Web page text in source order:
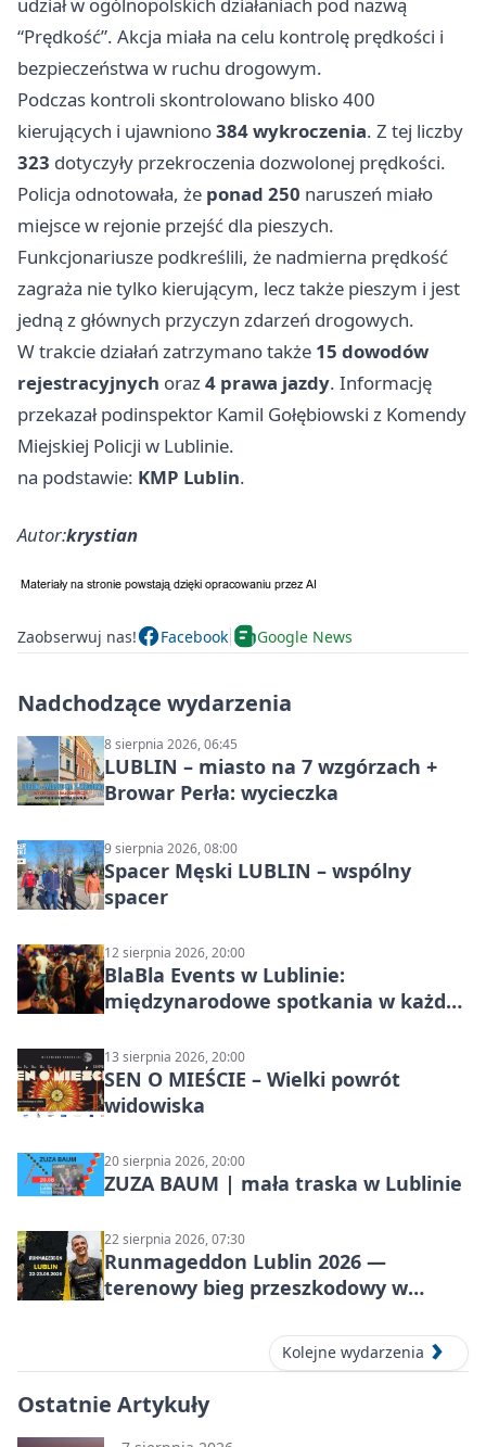
udział w ogólnopolskich działaniach pod nazwą
“Prędkość”. Akcja miała na celu kontrolę prędkości i
bezpieczeństwa w ruchu drogowym.
Podczas kontroli skontrolowano blisko 400
kierujących i ujawniono384 wykroczenia. Z tej liczby
323 dotyczyły przekroczenia dozwolonej prędkości.
Policja odnotowała, że ponad 250 naruszeń miało
miejsce w rejonie przejść dla pieszych.
Funkcjonariusze podkreślili, że nadmierna prędkość
zagraża nie tylko kierującym, lecz także pieszym i jest
jedną z głównych przyczyn zdarzeń drogowych.
W trakcie działań zatrzymano także 15 dowodów
rejestracyjnych oraz4 prawa jazdy. Informację
przekazał podinspektor Kamil Gołębiowski z Komendy
Miejskiej Policji w Lublinie.
na podstawie: KMP Lublin.
Autor:krystian
Zaobserwuj nas! Facebook Google News
Nadchodzące wydarzenia
8 sierpnia 2026, 06:45
LUBLIN – miasto na 7 wzgórzach +
Browar Perła: wycieczka
9 sierpnia 2026, 08:00
Spacer Męski LUBLIN – wspólny
spacer
12 sierpnia 2026, 20:00
BlaBla Events w Lublinie:
międzynarodowe spotkania w każdą
13 sierpnia 2026, 20:00
SEN O MIEŚCIE – Wielki powrót
widowiska
20 sierpnia 2026, 20:00
ZUZA BAUM | mała traska w Lublinie
22 sierpnia 2026, 07:30
Runmageddon Lublin 2026 —
terenowy bieg przeszkodowy w
Kolejne wydarzenia
Ostatnie Artykuły